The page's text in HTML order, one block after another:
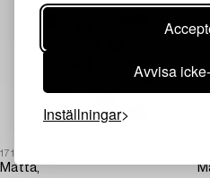
Avvisa
Inställningar
1716683
Matta,